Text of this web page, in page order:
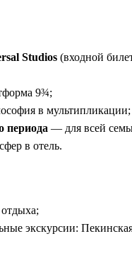
Studios (входной
9¾;
в мультипликации;
— для всей
в отель.
экскурсии: